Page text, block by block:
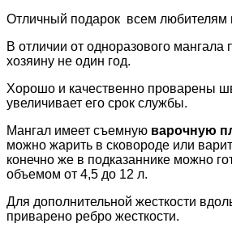
Отличный подарок всем любителям
В отличии от одноразового мангала
хозяину не один год.
Хорошо и качественно проварены
увеличивает его срок службы.
Мангал имеет съемную варочную
можно жарить в сковороде или
конечно же в подказаннике можно
объемом от 4,5 до 12 л.
Для дополнительной жесткости
приварено ребро жесткости.